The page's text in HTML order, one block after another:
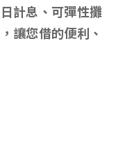
計息、可彈性攤
讓您借的便利、